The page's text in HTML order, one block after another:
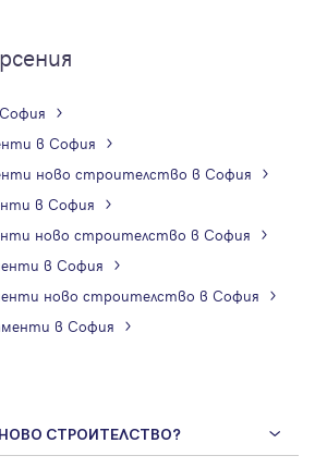
в София
ново строителство в София
в София
ново строителство в София
в София
ново строителство в София
в София
НОВО СТРОИТЕЛСТВО?